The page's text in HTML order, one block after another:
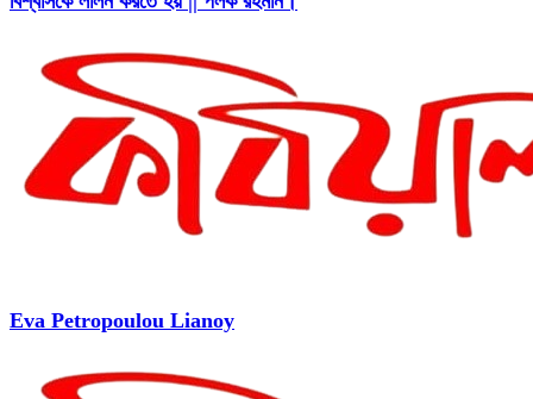
Eva Petropoulou Lianoy